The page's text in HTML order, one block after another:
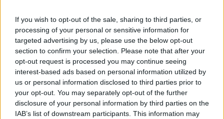
If you wish to opt-out of the sale, sharing to third parties, or
processing of your personal or sensitive information for
targeted advertising by us, please use the below opt-out
section to confirm your selection. Please note that after your
opt-out request is processed you may continue seeing
interest-based ads based on personal information utilized by
us or personal information disclosed to third parties prior to
your opt-out. You may separately opt-out of the further
disclosure of your personal information by third parties on the
IAB’s list of downstream participants. This information may